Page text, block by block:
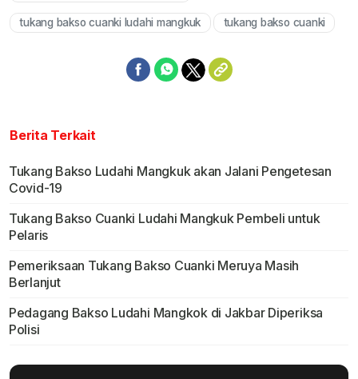
tukang bakso cuanki ludahi mangkuk tukang bakso cuanki
Berita Terkait
Tukang Bakso Ludahi Mangkuk akan Jalani Pengetesan
Covid-19
Tukang Bakso Cuanki Ludahi Mangkuk Pembeli untuk
Pelaris
Pemeriksaan Tukang Bakso Cuanki Meruya Masih
Berlanjut
Pedagang Bakso Ludahi Mangkok di Jakbar Diperiksa
Polisi